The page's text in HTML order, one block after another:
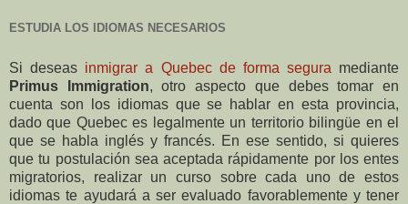
ESTUDIA LOS IDIOMAS NECESARIOS
Si deseas inmigrar a Quebec de forma segura mediante
Primus Immigration, otro aspecto que debes tomar en
cuenta son los idiomas que se hablar en esta provincia,
dado que Quebec es legalmente un territorio bilingüe en el
que se habla inglés y francés. En ese sentido, si quieres
que tu postulación sea aceptada rápidamente por los entes
migratorios, realizar un curso sobre cada uno de estos
idiomas te ayudará a ser evaluado favorablemente y tener